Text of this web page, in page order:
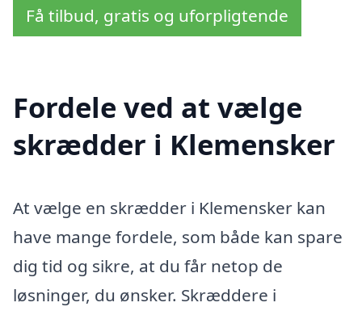
Få tilbud, gratis og uforpligtende
Fordele ved at vælge
skrædder i Klemensker
At vælge en skrædder i Klemensker kan
have mange fordele, som både kan spare
dig tid og sikre, at du får netop de
løsninger, du ønsker. Skræddere i